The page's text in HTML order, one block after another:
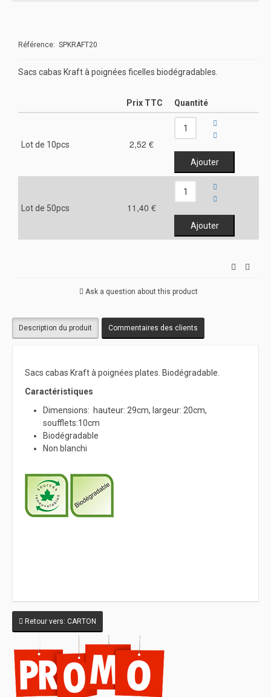
Référence: SPKRAFT20
Sacs cabas Kraft à poignées ficelles biodégradables.
Prix TTC Quantité
Lot de 10pcs 2,52 €
Lot de 50pcs 11,40 €
Ask a question about this product
Description du produit Commentaires des clients
Sacs cabas Kraft à poignées plates. Biodégradable.
Caractéristiques
Dimensions: hauteur: 29cm, largeur: 20cm,
soufflets:10cm
Biodégradable
Non blanchi
Retour vers: CARTON